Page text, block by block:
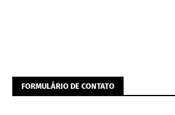
FORMULÁRIO DE CONTATO